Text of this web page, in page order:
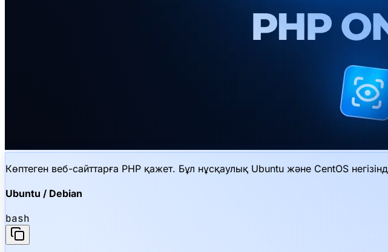
Көптеген веб-сайттарға PHP қажет. Бұл нұсқаулық Ubuntu және CentOS
Ubuntu / Debian
bash